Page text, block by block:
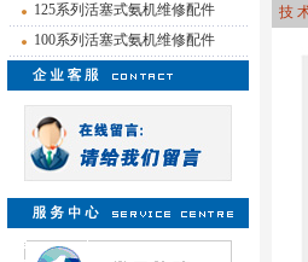
125系列活塞式氨机维修配件
100系列活塞式氨机维修配件
技